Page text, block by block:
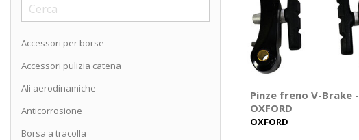
Pinze freno V-Brake -
OXFORD
OXFORD
Accessori per borse
Accessori pulizia catena
Ali aerodinamiche
Anticorrosione
Borsa a tracolla